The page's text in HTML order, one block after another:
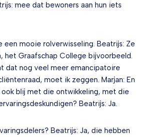
mee dat bewoners aan hun iets
een mooie rolverwisseling. Beatrijs: Ze
het Graafschap College bijvoorbeeld.
dat nog veel meer emancipatoire
moet ik zeggen. Marjan: En
blij met die ontwikkeling, met die
Beatrijs: Ja.
Beatrijs: Ja, die hebben